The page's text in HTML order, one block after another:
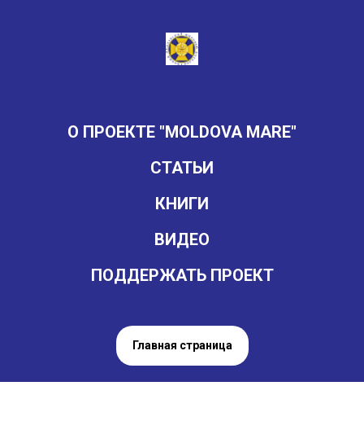
О ПРОЕКТЕ "MOLDOVA MARE"
СТАТЬИ
КНИГИ
ВИДЕО
ПОДДЕРЖАТЬ ПРОЕКТ
Главная страница